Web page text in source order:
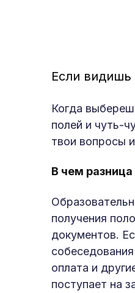
Если
Когда
полей и чуть-
твои вопросы
В чем
получения
документов.
оплата и
поступает на